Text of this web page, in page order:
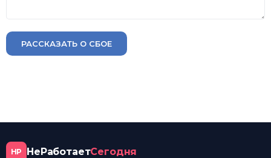
РАССКАЗАТЬ О СБОЕ
НР НеРаботаетСегодня